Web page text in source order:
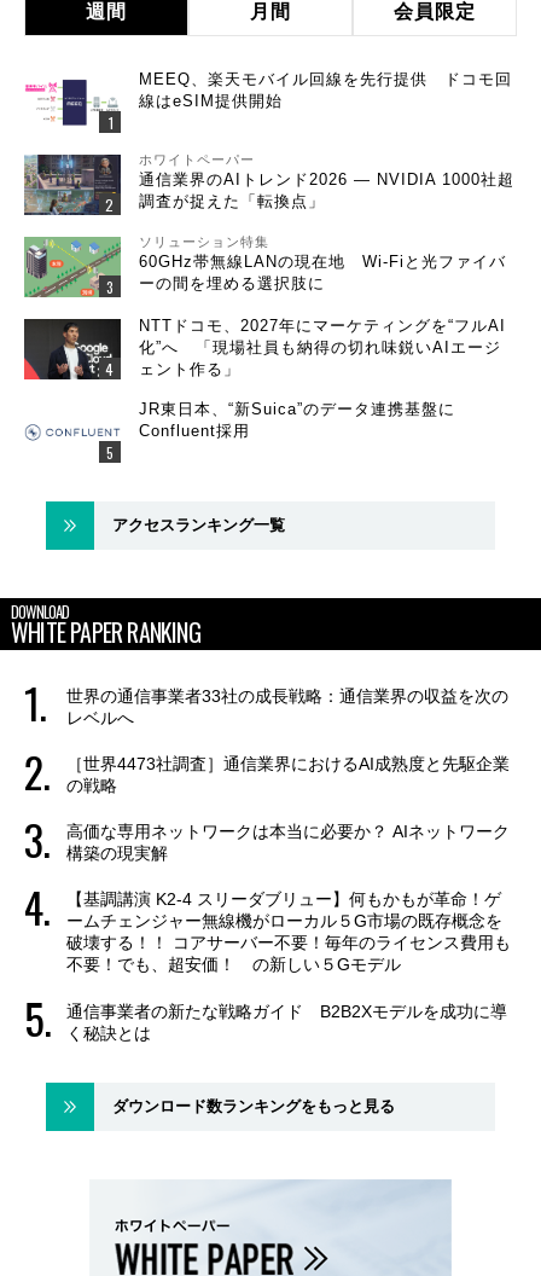
週間 月間 会員限定
MEEQ、楽天モバイル回線を先行提供 ドコモ回
線はeSIM提供開始
ホワイトペーパー
通信業界のAIトレンド2026 ― NVIDIA 1000社超
調査が捉えた「転換点」
ソリューション特集
60GHz帯無線LANの現在地 Wi-Fiと光ファイバ
ーの間を埋める選択肢に
NTTドコモ、2027年にマーケティングを“フルAI
化”へ 「現場社員も納得の切れ味鋭いAIエージ
ェント作る」
JR東日本、“新Suica”のデータ連携基盤に
Confluent採用
アクセスランキング一覧
DOWNLOAD
WHITE PAPER RANKING
世界の通信事業者33社の成長戦略：通信業界の収益を次の
レベルへ
［世界4473社調査］通信業界におけるAI成熟度と先駆企業
の戦略
高価な専用ネットワークは本当に必要か？ AIネットワーク
構築の現実解
【基調講演 K2-4 スリーダブリュー】何もかもが革命！ゲ
ームチェンジャー無線機がローカル５G市場の既存概念を
破壊する！！ コアサーバー不要！毎年のライセンス費用も
不要！でも、超安価！ の新しい５Gモデル
通信事業者の新たな戦略ガイド B2B2Xモデルを成功に導
く秘訣とは
ダウンロード数ランキングをもっと見る